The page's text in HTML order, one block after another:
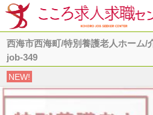
西海市西海町/特別養護老人ホーム/
job-349
NEW!